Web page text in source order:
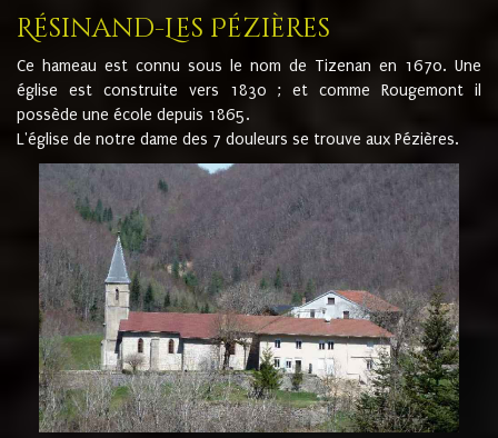
Résinand-Les Pézières
Ce hameau est connu sous le nom de Tizenan en 1670. Une
église est construite vers 1830 ; et comme Rougemont il
possède une école depuis 1865.
L'église de notre dame des 7 douleurs se trouve aux Pézières.